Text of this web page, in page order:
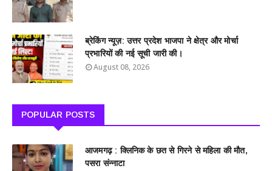
ब्रेकिंग न्यूज़: उत्तर प्रदेश भाजपा ने क्षेत्र और मोर्चा
प्रभारियों की नई सूची जारी की।
August 08, 2026
POPULAR POSTS
आजमगढ़ : क्लिनिक के छत से गिरने से महिला की मौत,
पसरा संन्नाटा